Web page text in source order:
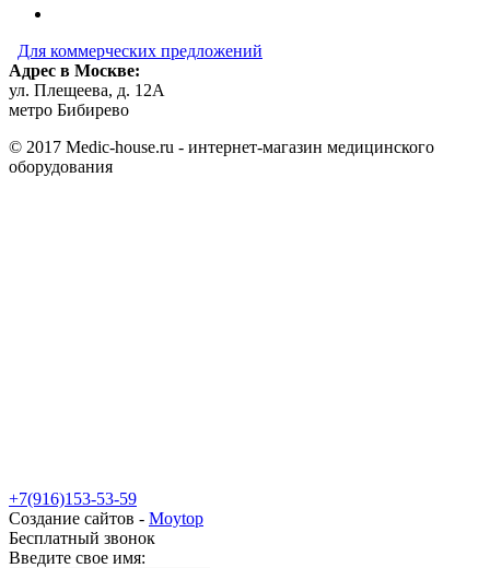
Для коммерческих предложений
Адрес в Москве:
ул. Плещеева, д. 12А
метро Бибирево
© 2017 Medic-house.ru - интернет-магазин медицинского
оборудования
+7(916)153-53-59
Создание сайтов - Moytop
Бесплатный звонок
Введите свое имя: